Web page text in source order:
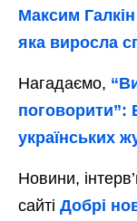
Максим
яка виросла
Нагадаємо,
поговорити”:
українських
Новини,
сайті Добрі